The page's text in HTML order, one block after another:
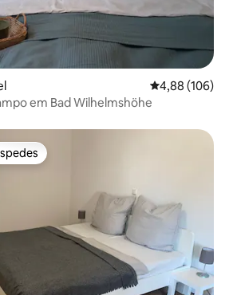
4,88 de uma
4,88 (106)
em Bad Wilhelmshöhe
dos hóspedes